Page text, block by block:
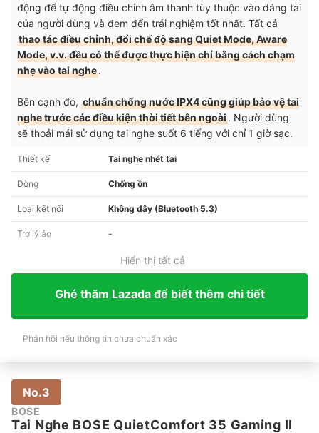
động để tự động điều chỉnh âm thanh tùy thuộc vào dáng tai
của người dùng và đem đến trải nghiệm tốt nhất. Tất cả
thao tác điều chỉnh, đổi chế độ sang Quiet Mode, Aware
Mode, v.v. đều có thể được thực hiện chỉ bằng cách chạm
nhẹ vào tai nghe.
Bên cạnh đó, chuẩn chống nước IPX4 cũng giúp bảo vệ tai
nghe trước các điều kiện thời tiết bên ngoài. Người dùng
sẽ thoải mái sử dụng tai nghe suốt 6 tiếng với chỉ 1 giờ sạc.
Thiết kế Tai nghe nhét tai
Dòng Chống ồn
Loại kết nối Không dây (Bluetooth 5.3)
Trợ lý ảo -
Hiển thị tất cả
Ghé thăm Lazada để biết thêm chi tiết
Phản hồi nếu thông tin chưa chuẩn xác
No.3
BOSE
Tai Nghe BOSE QuietComfort 35 Gaming II